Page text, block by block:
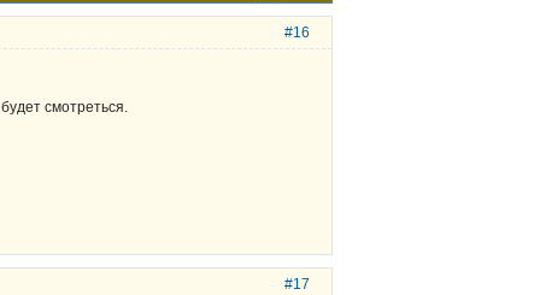
#16
смотреться.
#17